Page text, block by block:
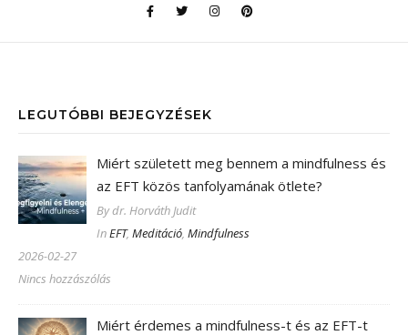
LEGUTÓBBI BEJEGYZÉSEK
Miért született meg bennem a mindfulness és
az EFT közös tanfolyamának ötlete?
By dr. Horváth Judit
InEFT,Meditáció,Mindfulness
2026-02-27
Nincs hozzászólás
Miért érdemes a mindfulness-t és az EFT-t